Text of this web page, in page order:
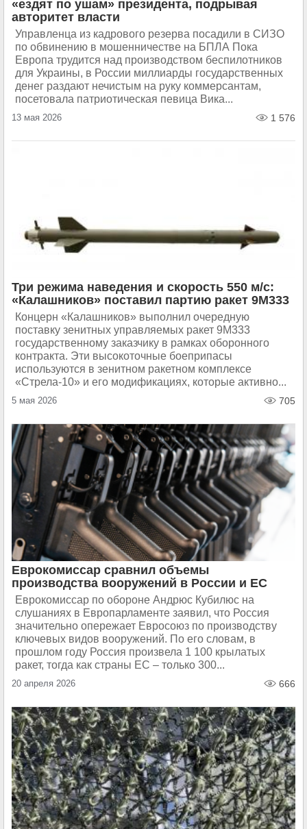
«ездят по ушам» президента, подрывая
авторитет власти
Управленца из кадрового резерва посадили в СИЗО
по обвинению в мошенничестве на БПЛА Пока
Европа трудится над производством беспилотников
для Украины, в России миллиарды государственных
денег раздают нечистым на руку коммерсантам,
посетовала патриотическая певица Вика...
13 мая 2026 1 576
Три режима наведения и скорость 550 м/с:
«Калашников» поставил партию ракет 9М333
Концерн «Калашников» выполнил очередную
поставку зенитных управляемых ракет 9М333
государственному заказчику в рамках оборонного
контракта. Эти высокоточные боеприпасы
используются в зенитном ракетном комплексе
«Стрела‑10» и его модификациях, которые активно...
5 мая 2026 705
Еврокомиссар сравнил объемы
производства вооружений в России и ЕС
Еврокомиссар по обороне Андрюс Кубилюс на
слушаниях в Европарламенте заявил, что Россия
значительно опережает Евросоюз по производству
ключевых видов вооружений. По его словам, в
прошлом году Россия произвела 1 100 крылатых
ракет, тогда как страны ЕС – только 300...
20 апреля 2026 666